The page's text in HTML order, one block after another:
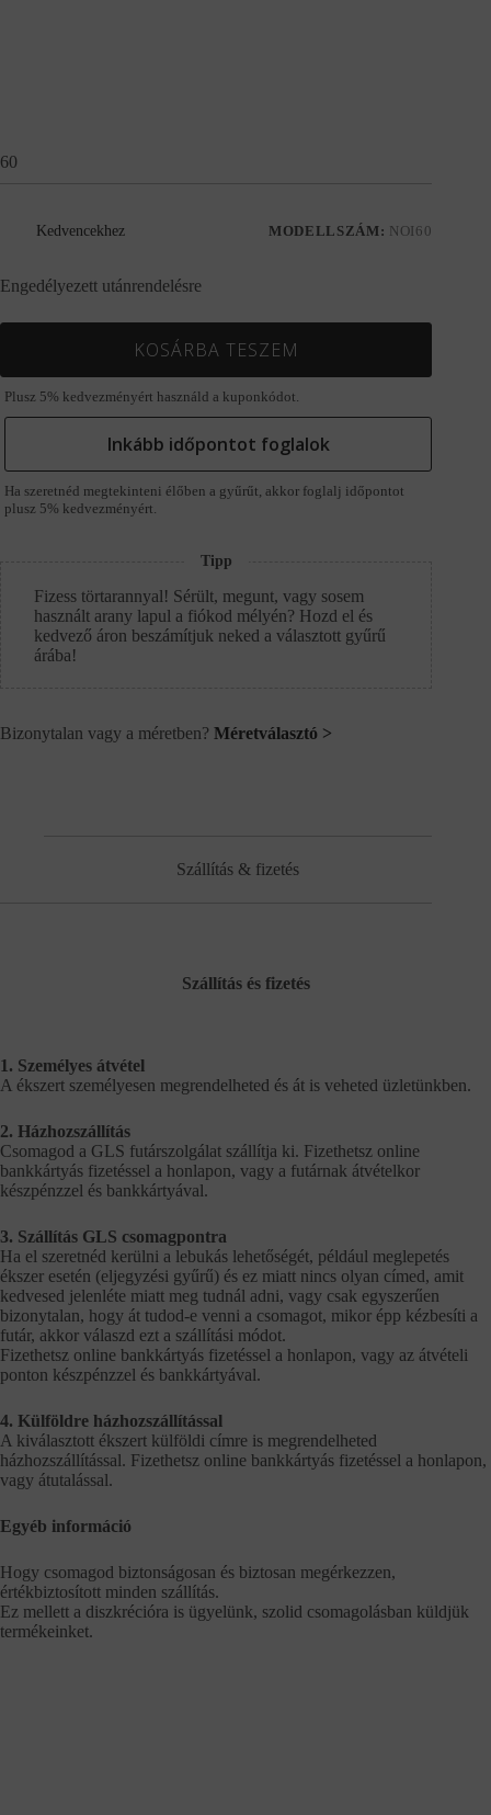
60
MODELLSZÁM: NOI60
Kedvencekhez
Engedélyezett utánrendelésre
KOSÁRBA TESZEM
Plusz 5% kedvezményért használd a kuponkódot.
Inkább időpontot foglalok
Ha szeretnéd megtekinteni élőben a gyűrűt, akkor foglalj időpontot
plusz 5% kedvezményért.
Tipp
Fizess törtarannyal! Sérült, megunt, vagy sosem
használt arany lapul a fiókod mélyén? Hozd el és
kedvező áron beszámítjuk neked a választott gyűrű
árába!
Bizonytalan vagy a méretben? Méretválasztó >
Szállítás & fizetés
Szállítás és fizetés
1. Személyes átvétel
A ékszert személyesen megrendelheted és át is veheted üzletünkben.
2. Házhozszállítás
Csomagod a GLS futárszolgálat szállítja ki. Fizethetsz online
bankkártyás fizetéssel a honlapon, vagy a futárnak átvételkor
készpénzzel és bankkártyával.
3. Szállítás GLS csomagpontra
Ha el szeretnéd kerülni a lebukás lehetőségét, például meglepetés
ékszer esetén (eljegyzési gyűrű) és ez miatt nincs olyan címed, amit
kedvesed jelenléte miatt meg tudnál adni, vagy csak egyszerűen
bizonytalan, hogy át tudod-e venni a csomagot, mikor épp kézbesíti a
futár, akkor válaszd ezt a szállítási módot.
Fizethetsz online bankkártyás fizetéssel a honlapon, vagy az átvételi
ponton készpénzzel és bankkártyával.
4. Külföldre házhozszállítással
A kiválasztott ékszert külföldi címre is megrendelheted
házhozszállítással. Fizethetsz online bankkártyás fizetéssel a honlapon,
vagy átutalással.
Egyéb információ
Hogy csomagod biztonságosan és biztosan megérkezzen,
értékbiztosított minden szállítás.
Ez mellett a diszkrécióra is ügyelünk, szolid csomagolásban küldjük
termékeinket.